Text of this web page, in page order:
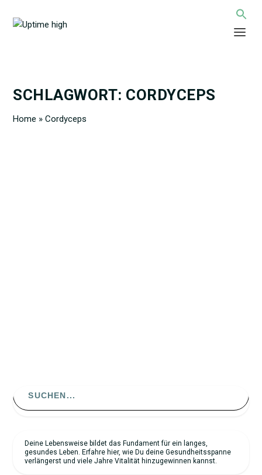
SCHLAGWORT: CORDYCEPS
Home » Cordyceps
Deine Lebensweise bildet das Fundament für ein langes,
gesundes Leben. Erfahre hier, wie Du deine Gesundheitsspanne
verlängerst und viele Jahre Vitalität hinzugewinnen kannst.